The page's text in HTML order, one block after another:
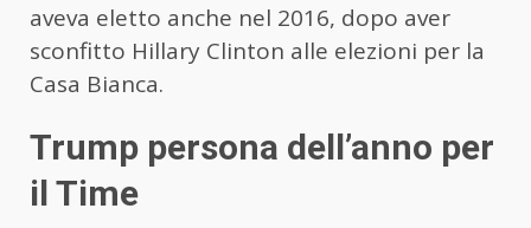
aveva eletto anche nel 2016, dopo aver
sconfitto Hillary Clinton alle elezioni per la
Casa Bianca.
Trump persona dell’anno per
il Time